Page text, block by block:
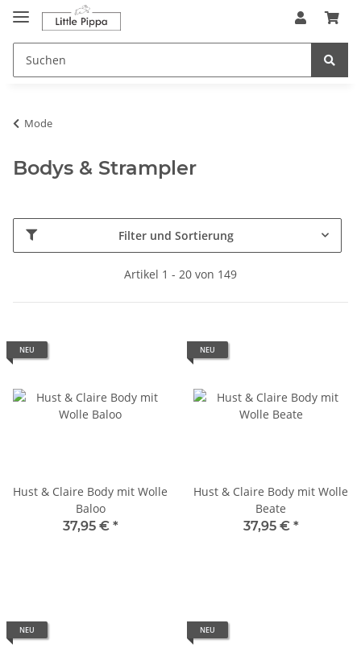
Zum Hauptinhalt springen
springen
Mode
Bodys & Strampler
Filter und Sortierung
Artikel 1 - 20 von 149
NEU
Hust & Claire Body mit Wolle
Baloo
37,95 € *
NEU
Hust & Claire Body mit Wolle
Beate
37,95 € *
NEU NEU